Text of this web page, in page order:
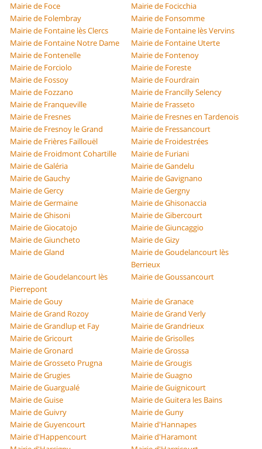
Mairie de Foce
Mairie de Focicchia
Mairie de Folembray
Mairie de Fonsomme
Mairie de Fontaine lès Clercs
Mairie de Fontaine lès Vervins
Mairie de Fontaine Notre Dame
Mairie de Fontaine Uterte
Mairie de Fontenelle
Mairie de Fontenoy
Mairie de Forciolo
Mairie de Foreste
Mairie de Fossoy
Mairie de Fourdrain
Mairie de Fozzano
Mairie de Francilly Selency
Mairie de Franqueville
Mairie de Frasseto
Mairie de Fresnes
Mairie de Fresnes en Tardenois
Mairie de Fresnoy le Grand
Mairie de Fressancourt
Mairie de Frières Faillouël
Mairie de Froidestrées
Mairie de Froidmont Cohartille
Mairie de Furiani
Mairie de Galéria
Mairie de Gandelu
Mairie de Gauchy
Mairie de Gavignano
Mairie de Gercy
Mairie de Gergny
Mairie de Germaine
Mairie de Ghisonaccia
Mairie de Ghisoni
Mairie de Gibercourt
Mairie de Giocatojo
Mairie de Giuncaggio
Mairie de Giuncheto
Mairie de Gizy
Mairie de Gland
Mairie de Goudelancourt lès
Berrieux
Mairie de Goudelancourt lès
Pierrepont
Mairie de Goussancourt
Mairie de Gouy
Mairie de Granace
Mairie de Grand Rozoy
Mairie de Grand Verly
Mairie de Grandlup et Fay
Mairie de Grandrieux
Mairie de Gricourt
Mairie de Grisolles
Mairie de Gronard
Mairie de Grossa
Mairie de Grosseto Prugna
Mairie de Grougis
Mairie de Grugies
Mairie de Guagno
Mairie de Guargualé
Mairie de Guignicourt
Mairie de Guise
Mairie de Guitera les Bains
Mairie de Guivry
Mairie de Guny
Mairie de Guyencourt
Mairie d'Hannapes
Mairie d'Happencourt
Mairie d'Haramont